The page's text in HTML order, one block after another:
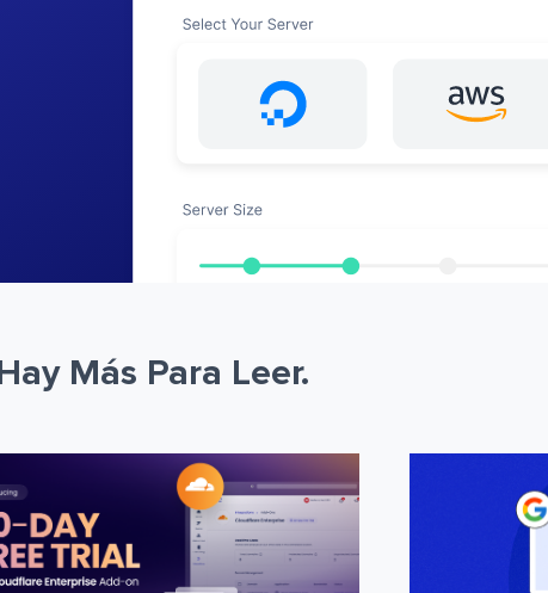
Hay Más Para Leer.